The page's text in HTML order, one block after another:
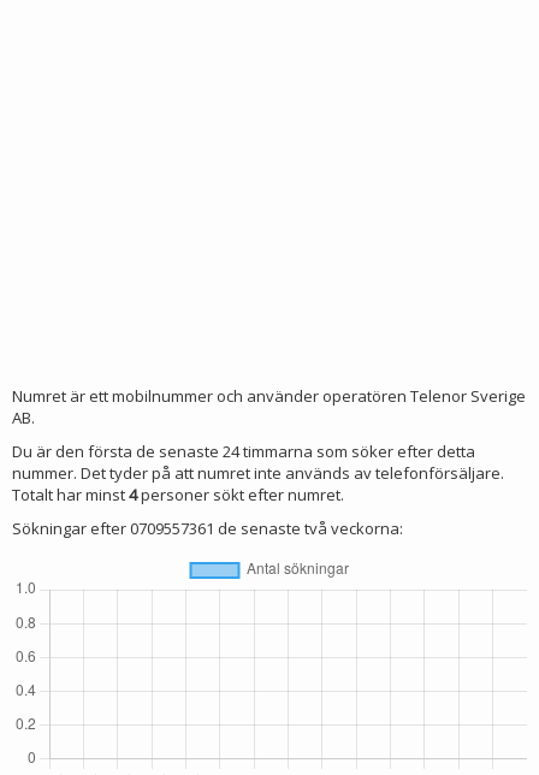
Numret är ett mobilnummer och använder operatören Telenor Sverige
AB.
Du är den första de senaste 24 timmarna som söker efter detta
nummer. Det tyder på att numret inte används av telefonförsäljare.
Totalt har minst4personer sökt efter numret.
Sökningar efter 0709557361 de senaste två veckorna: